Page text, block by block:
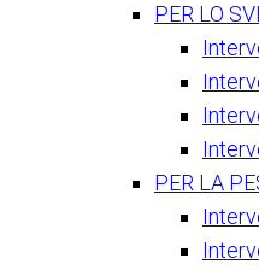
PER LO
PER LA